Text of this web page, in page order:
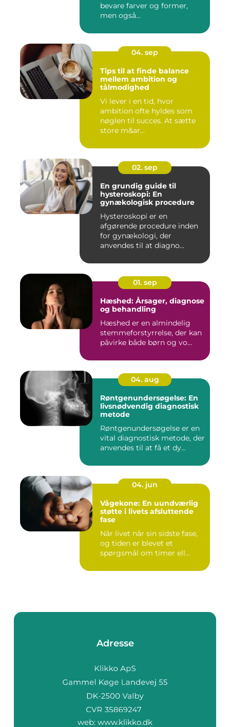
bevare farver og former,
men også...
04. sep
Tips til at finde balance
mellem ambition og
tålmodighed
Vi lever i en tid, hvor
ambition ofte hyldes som
nøglen til succes. At sætte
store m&ar...
02. sep
En grundig guide til
hysteroskopi: En
gynækologisk procedure
Hysteroskopi er en
afgørende procedure inden
for gynækologi, der
anvendes til at diagno...
01. sep
Hæshed: Årsager, diagnose
og behandling
Hæshed er en almindelig
stemmeforstyrrelse, der kan
påvirke både børn og vo...
04. aug
Røntgenundersøgelse: En
livsnødvendig diagnostisk
metode
Røntgenundersøgelse er en
vital diagnostisk metode, der
anvendes til at få et dy...
04. jun
Vågekone: En uundværlig
støtte i livets afsluttende
fase
Når livet når sin sidste fase,
og tiden er blevet et
spørgsmål om timer ell...
Adresse
web: www.klikko.dk